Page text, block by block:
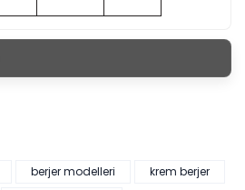
berjer modelleri
krem berjer